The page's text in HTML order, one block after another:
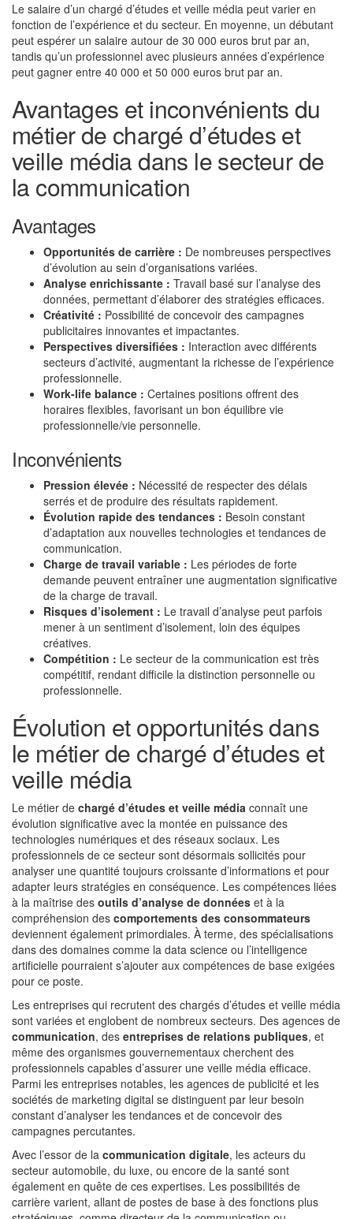
Le salaire d’un chargé d’études et veille média peut varier en
fonction de l’expérience et du secteur. En moyenne, un débutant
peut espérer un salaire autour de 30 000 euros brut par an,
tandis qu’un professionnel avec plusieurs années d’expérience
peut gagner entre 40 000 et 50 000 euros brut par an.
Avantages et inconvénients du
métier de chargé d’études et
veille média dans le secteur de
la communication
Avantages
Opportunités de carrière : De nombreuses perspectives
d’évolution au sein d’organisations variées.
Analyse enrichissante : Travail basé sur l’analyse des
données, permettant d’élaborer des stratégies efficaces.
Créativité : Possibilité de concevoir des campagnes
publicitaires innovantes et impactantes.
Perspectives diversifiées : Interaction avec différents
secteurs d’activité, augmentant la richesse de l’expérience
professionnelle.
Work-life balance : Certaines positions offrent des
horaires flexibles, favorisant un bon équilibre vie
professionnelle/vie personnelle.
Inconvénients
Pression élevée : Nécessité de respecter des délais
serrés et de produire des résultats rapidement.
Évolution rapide des tendances : Besoin constant
d’adaptation aux nouvelles technologies et tendances de
communication.
Charge de travail variable : Les périodes de forte
demande peuvent entraîner une augmentation significative
de la charge de travail.
Risques d’isolement : Le travail d’analyse peut parfois
mener à un sentiment d’isolement, loin des équipes
créatives.
Compétition : Le secteur de la communication est très
compétitif, rendant difficile la distinction personnelle ou
professionnelle.
Évolution et opportunités dans
le métier de chargé d’études et
veille média
Le métier de chargé d’études et veille média connaît une
évolution significative avec la montée en puissance des
technologies numériques et des réseaux sociaux. Les
professionnels de ce secteur sont désormais sollicités pour
analyser une quantité toujours croissante d’informations et pour
adapter leurs stratégies en conséquence. Les compétences liées
à la maîtrise des outils d’analyse de données et à la
compréhension des comportements des consommateurs
deviennent également primordiales. À terme, des spécialisations
dans des domaines comme la data science ou l’intelligence
artificielle pourraient s’ajouter aux compétences de base exigées
pour ce poste.
Les entreprises qui recrutent des chargés d’études et veille média
sont variées et englobent de nombreux secteurs. Des agences de
communication, des entreprises de relations publiques, et
même des organismes gouvernementaux cherchent des
professionnels capables d’assurer une veille média efficace.
Parmi les entreprises notables, les agences de publicité et les
sociétés de marketing digital se distinguent par leur besoin
constant d’analyser les tendances et de concevoir des
campagnes percutantes.
Avec l’essor de la communication digitale, les acteurs du
secteur automobile, du luxe, ou encore de la santé sont
également en quête de ces expertises. Les possibilités de
carrière varient, allant de postes de base à des fonctions plus